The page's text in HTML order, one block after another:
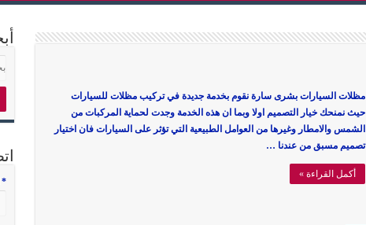
مظلات السيارات بشرى سارة نقوم بخدمة جديدة في تركيب مظلات للسيارات
حيث نمنحك خيار التصميم اولا وبما ان هذه الخدمة وجدت لحماية المركبات من
الشمس والامطار وغيرها من العوامل الطبيعية التي تؤثر على السيارات فان اختيار
تصميم مسبق من عندنا …
أكمل القراءة »
*